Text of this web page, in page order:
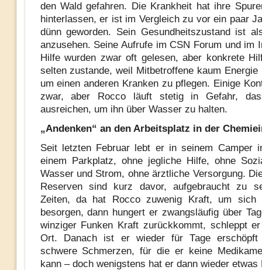
den Wald gefahren. Die Krankheit hat ihre
hinterlassen, er ist im Vergleich zu vor ein paar
dünn geworden. Sein Gesundheitszustand ist
anzusehen. Seine Aufrufe im CSN Forum und im
Hilfe wurden zwar oft gelesen, aber konkrete
selten zustande, weil Mitbetroffene kaum Energie
um einen anderen Kranken zu pflegen. Einige
zwar, aber Rocco läuft stetig in Gefahr,
ausreichen, um ihn über Wasser zu halten.
„Andenken“ an den Arbeitsplatz in der
Seit letzten Februar lebt er in seinem Camper
einem Parkplatz, ohne jegliche Hilfe, ohne
Wasser und Strom, ohne ärztliche Versorgung.
Reserven sind kurz davor, aufgebraucht zu
Zeiten, da hat Rocco zuwenig Kraft, um sich
besorgen, dann hungert er zwangsläufig über
winziger Funken Kraft zurückkommt, schleppt
Ort. Danach ist er wieder für Tage erschöpft
schwere Schmerzen, für die er keine
kann – doch wenigstens hat er dann wieder etwas